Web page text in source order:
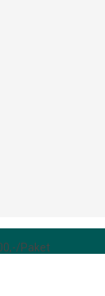
Paket